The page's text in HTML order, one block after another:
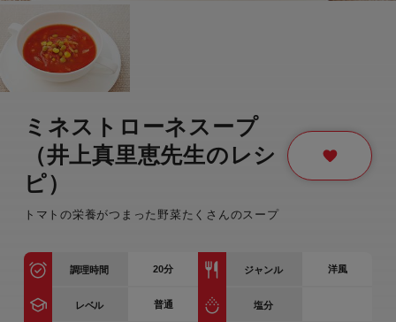
ミネストローネスープ
（井上真里恵先生のレシ
ピ）
トマトの栄養がつまった野菜たくさんのスープ
調理時間 20分 ジャンル 洋風
レベル 普通 塩分